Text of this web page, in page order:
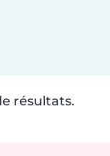
résultats.